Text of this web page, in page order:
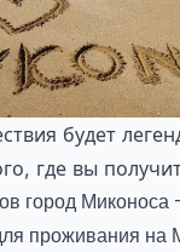
будет
где вы
город Миконоса
проживания на